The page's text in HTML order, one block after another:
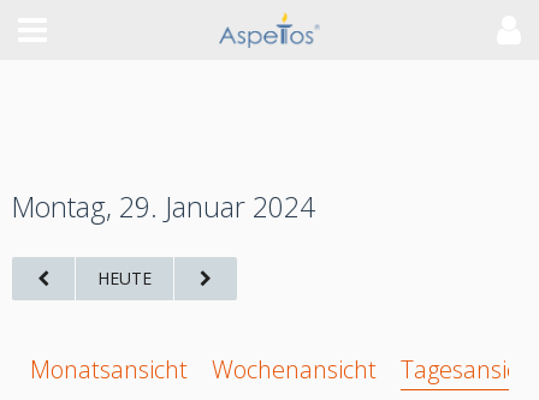
Montag, 29. Januar 2024
HEUTE
Monatsansicht Wochenansicht Tagesansicht